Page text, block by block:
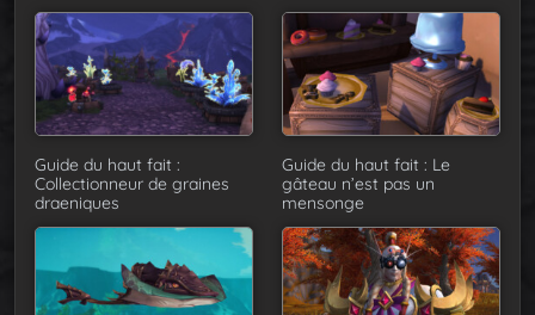
Guide du haut fait :
Collectionneur de graines
draeniques
Guide du haut fait : Le
gâteau n’est pas un
mensonge